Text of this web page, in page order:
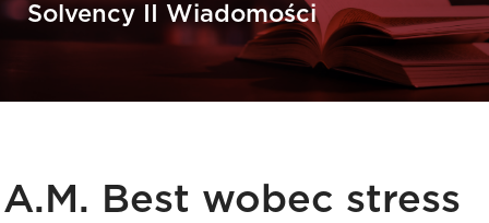
Solvency II Wiadomości
A.M. Best wobec stress